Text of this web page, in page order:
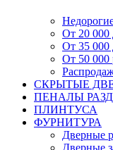
От 20 000
От 35 000
От 50 000
СКРЫТЫЕ
ПЕНАЛЫ
ПЛИНТУСА
ФУРНИТУРА
Дверные
Дверные